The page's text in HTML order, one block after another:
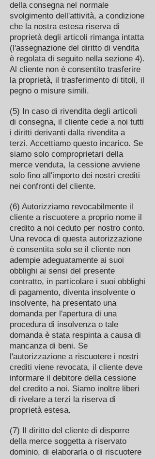
della consegna nel normale
svolgimento dell'attività, a condizione
che la nostra estesa riserva di
proprietà degli articoli rimanga intatta
(l'assegnazione del diritto di vendita
è regolata di seguito nella sezione 4).
Al cliente non è consentito trasferire
la proprietà, il trasferimento di titoli, il
pegno o misure simili.
(5) In caso di rivendita degli articoli
di consegna, il cliente cede a noi tutti
i diritti derivanti dalla rivendita a
terzi. Accettiamo questo incarico. Se
siamo solo comproprietari della
merce venduta, la cessione avviene
solo fino all'importo dei nostri crediti
nei confronti del cliente.
(6) Autorizziamo revocabilmente il
cliente a riscuotere a proprio nome il
credito a noi ceduto per nostro conto.
Una revoca di questa autorizzazione
è consentita solo se il cliente non
adempie adeguatamente ai suoi
obblighi ai sensi del presente
contratto, in particolare i suoi obblighi
di pagamento, diventa insolvente o
insolvente, ha presentato una
domanda per l'apertura di una
procedura di insolvenza o tale
domanda è stata respinta a causa di
mancanza di beni. Se
l'autorizzazione a riscuotere i nostri
crediti viene revocata, il cliente deve
informare il debitore della cessione
del credito a noi. Siamo inoltre liberi
di rivelare a terzi la riserva di
proprietà estesa.
(7) Il diritto del cliente di disporre
della merce soggetta a riservato
dominio, di elaborarla o di riscuotere